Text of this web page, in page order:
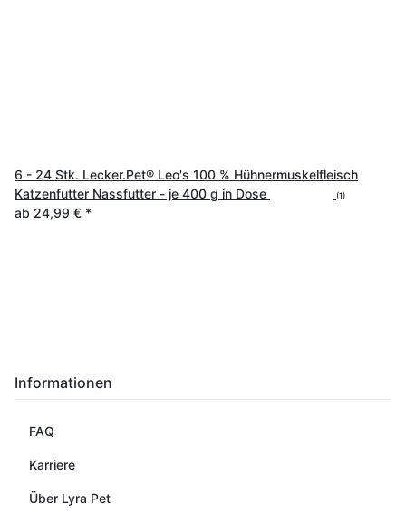
6 - 24 Stk. Lecker.Pet® Leo's 100 % Hühnermuskelfleisch
Katzenfutter Nassfutter - je 400 g in Dose
(1)
ab 24,99 € *
Informationen
FAQ
Karriere
Über Lyra Pet